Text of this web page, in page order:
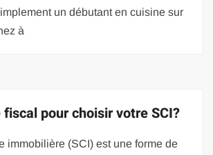
un débutant en cuisine sur
à
pour choisir votre SCI?
immobilière (SCI) est une forme de